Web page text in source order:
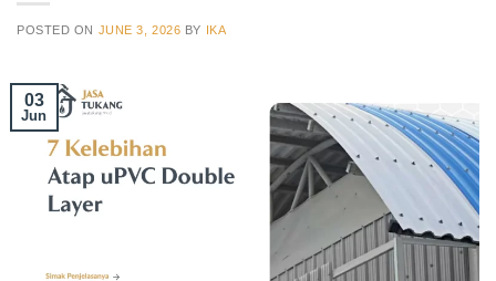
POSTED ON JUNE 3, 2026 BY IKA
03
Jun